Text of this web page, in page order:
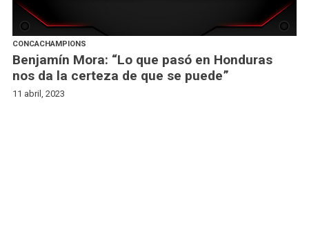
CONCACHAMPIONS
Benjamín Mora: “Lo que pasó en Honduras
nos da la certeza de que se puede”
11 abril, 2023